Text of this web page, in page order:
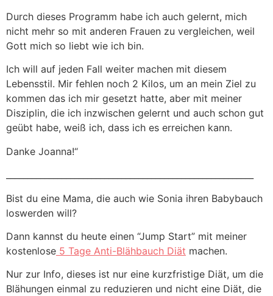
Durch dieses Programm habe ich auch gelernt, mich
nicht mehr so mit anderen Frauen zu vergleichen, weil
Gott mich so liebt wie ich bin.
Ich will auf jeden Fall weiter machen mit diesem
Lebensstil. Mir fehlen noch 2 Kilos, um an mein Ziel zu
kommen das ich mir gesetzt hatte, aber mit meiner
Disziplin, die ich inzwischen gelernt und auch schon gut
geübt habe, weiß ich, dass ich es erreichen kann.
Danke Joanna!“
Bist du eine Mama, die auch wie Sonia ihren Babybauch
loswerden will?
Dann kannst du heute einen “Jump Start” mit meiner
kostenlose 5 Tage Anti-Blähbauch Diät machen.
Nur zur Info, dieses ist nur eine kurzfristige Diät, um die
Blähungen einmal zu reduzieren und nicht eine Diät, die